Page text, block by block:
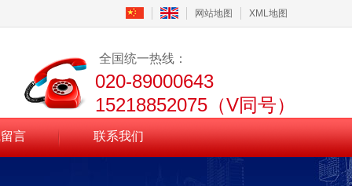
网站地图 XML地图
全国统一热线：
020-89000643
15218852075（V同号）
言 联系我们